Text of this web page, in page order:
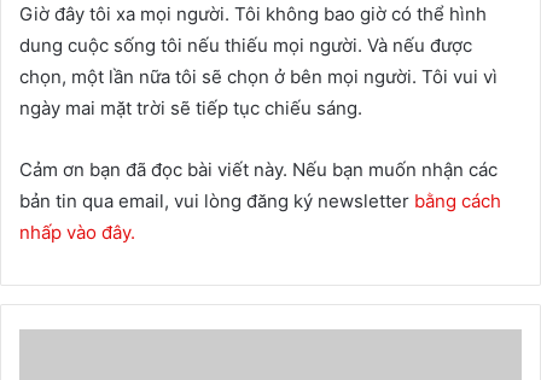
Giờ đây tôi xa mọi người. Tôi không bao giờ có thể hình
dung cuộc sống tôi nếu thiếu mọi người. Và nếu được
chọn, một lần nữa tôi sẽ chọn ở bên mọi người. Tôi vui vì
ngày mai mặt trời sẽ tiếp tục chiếu sáng.
Cảm ơn bạn đã đọc bài viết này. Nếu bạn muốn nhận các
bản tin qua email, vui lòng đăng ký newsletter bằng cách
nhấp vào đây.